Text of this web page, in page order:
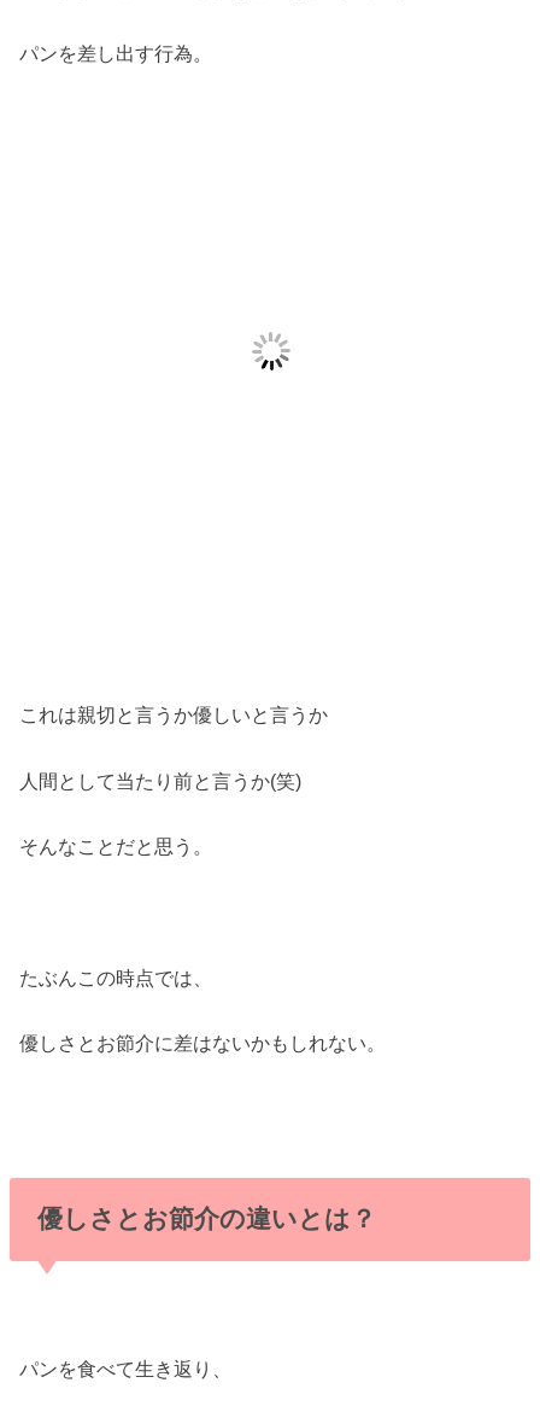
パンを差し出す行為。
これは親切と言うか優しいと言うか
人間として当たり前と言うか(笑)
そんなことだと思う。
たぶんこの時点では、
優しさとお節介に差はないかもしれない。
優しさとお節介の違いとは？
パンを食べて生き返り、